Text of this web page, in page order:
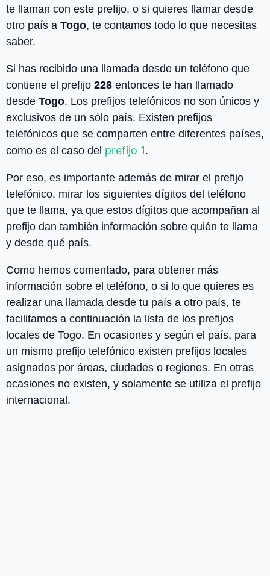
te llaman con este prefijo, o si quieres llamar desde
otro país a Togo, te contamos todo lo que necesitas
saber.
Si has recibido una llamada desde un teléfono que
contiene el prefijo 228 entonces te han llamado
desde Togo. Los prefijos telefónicos no son únicos y
exclusivos de un sólo país. Existen prefijos
telefónicos que se comparten entre diferentes países,
como es el caso del prefijo 1.
Por eso, es importante además de mirar el prefijo
telefónico, mirar los siguientes dígitos del teléfono
que te llama, ya que estos dígitos que acompañan al
prefijo dan también información sobre quién te llama
y desde qué país.
Como hemos comentado, para obtener más
información sobre el teléfono, o si lo que quieres es
realizar una llamada desde tu país a otro país, te
facilitamos a continuación la lista de los prefijos
locales de Togo. En ocasiones y según el país, para
un mismo prefijo telefónico existen prefijos locales
asignados por áreas, ciudades o regiones. En otras
ocasiones no existen, y solamente se utiliza el prefijo
internacional.